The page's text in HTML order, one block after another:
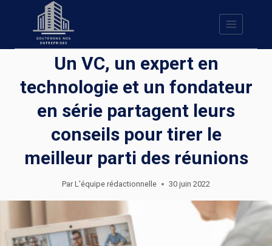
Un VC, un expert en
technologie et un fondateur
en série partagent leurs
conseils pour tirer le
meilleur parti des réunions
Par L'équipe rédactionnelle 30 juin 2022